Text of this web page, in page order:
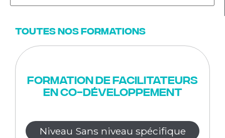
Toutes nos formations
Formation de facilitateurs
en Co-développement
Niveau Sans niveau spécifique